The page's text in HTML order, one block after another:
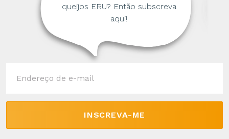
queijos ERU? Então subscreva
aqui!
INSCREVA-ME